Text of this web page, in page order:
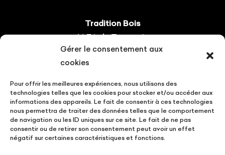
Gérer le consentement aux
cookies
Pour offrir les meilleures expériences, nous utilisons des
technologies telles que les cookies pour stocker et/ou accéder aux
informations des appareils. Le fait de consentir à ces technologies
nous permettra de traiter des données telles que le comportement
de navigation ou les ID uniques sur ce site. Le fait de ne pas
consentir ou de retirer son consentement peut avoir un effet
négatif sur certaines caractéristiques et fonctions.
Tradition Bois
14 ZA du Tourneris
31470 Bonrepos-sur-Aussonnelle
Tel : 05.61.08.60.54
Suivez-nous !